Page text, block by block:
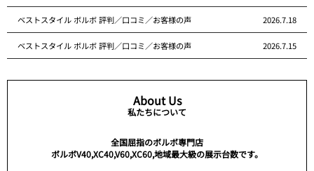
ベストスタイル ボルボ 評判／口コミ／お客様の声 2026.7.18
ベストスタイル ボルボ 評判／口コミ／お客様の声 2026.7.15
About Us
私たちについて
全国屈指のボルボ専門店
ボルボV40,XC40,V60,XC60,地域最大級の展示台数です。